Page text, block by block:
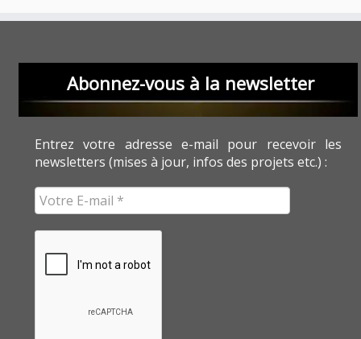
Abonnez-vous à la newsletter
Entrez votre adresse e-mail pour recevoir les
newsletters (mises à jour, infos des projets etc.) :